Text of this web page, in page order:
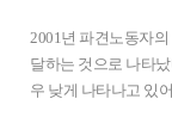
2001년 파견노동자
달하는 것으로 나타
우 낮게 나타나고 있